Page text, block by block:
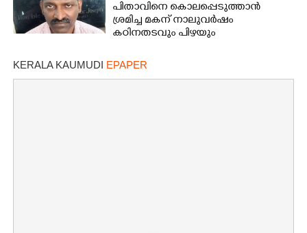
പിതാവിനെ കൊലപ്പെടുത്താൻ
ശ്രമിച്ച മകന് നാലുവർഷം
കഠിനതടവും പിഴയും
KERALA KAUMUDI EPAPER